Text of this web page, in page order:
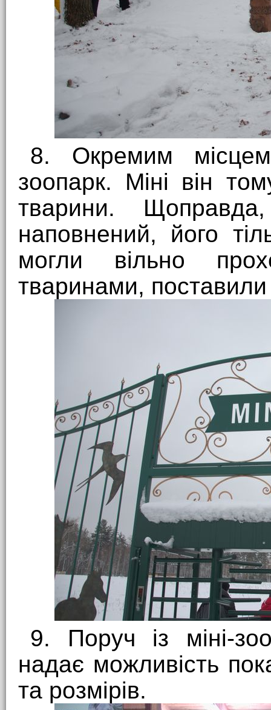
8. Окремим
зоопарк. Міні він
тварини.
наповнений, його
могли вільно
тваринами, поставили
9. Поруч із міні-
надає можливість
та розмірів.